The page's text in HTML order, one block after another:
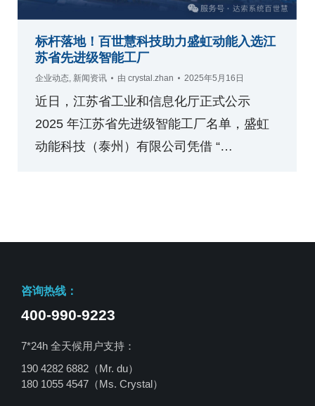
标杆落地！百世慧科技助力盛虹动能入选江
苏省先进级智能工厂
企业动态 新闻资讯 由 crystal.zhan 2025年5月16日
近日，江苏省工业和信息化厅正式公示
2025 年江苏省先进级智能工厂名单，盛虹
动能科技（泰州）有限公司凭借 “…
咨询热线：
400-990-9223
7*24h 全天候用户支持：
190 4282 6882（Mr. du）
180 1055 4547 （Ms. Crystal）